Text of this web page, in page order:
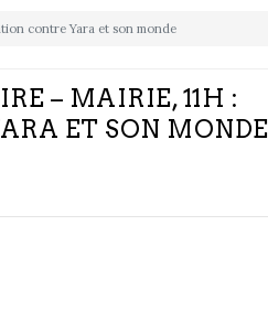
contre Yara et son monde
– MAIRIE, 11H :
ET SON MONDE